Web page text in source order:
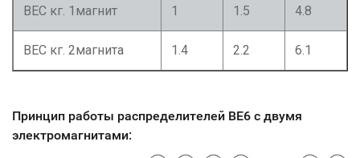
ВЕС кг. 1магнит 1 1.5 4.8
ВЕС кг. 2магнита 1.4 2.2 6.1
Принцип работы распределителей ВЕ6 с двумя
электромагнитами: